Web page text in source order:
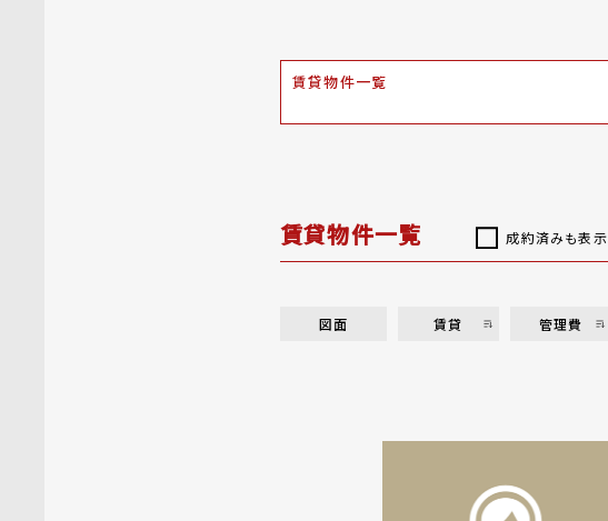
賃貸物件一覧
賃貸物件一覧 成約済みも表示
図面 賃貸 管理費